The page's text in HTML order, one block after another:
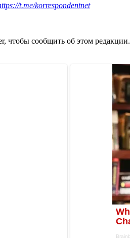
t.me/korrespondentnet
чтобы сообщить об этом редакции.